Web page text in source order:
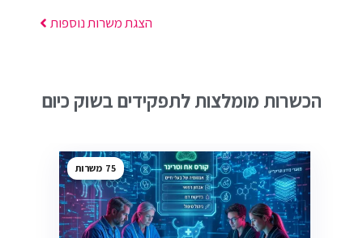
הצגת משרות נוספות
הכשרות מומלצות לתפקידים בשוק כיום
75